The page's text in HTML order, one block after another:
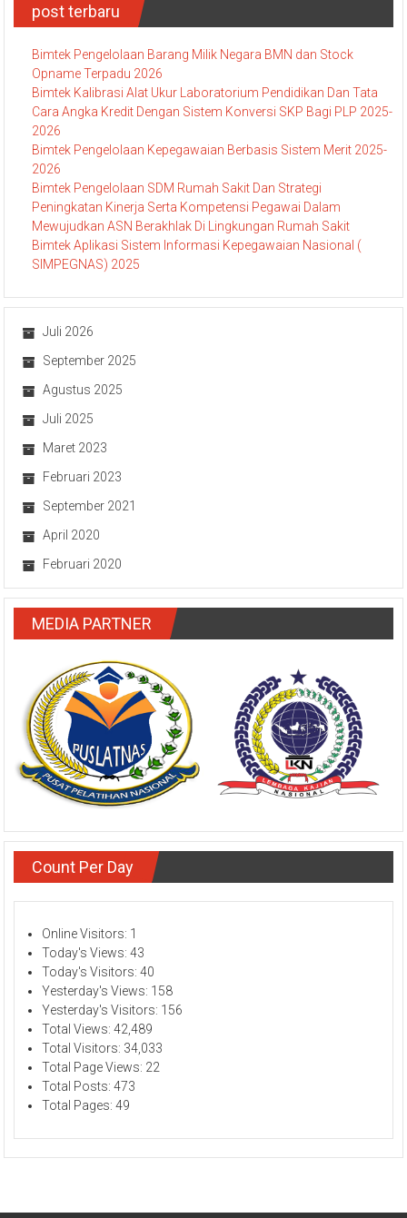
post terbaru
Bimtek Pengelolaan Barang Milik Negara BMN dan Stock
Opname Terpadu 2026
Bimtek Kalibrasi Alat Ukur Laboratorium Pendidikan Dan Tata
Cara Angka Kredit Dengan Sistem Konversi SKP Bagi PLP 2025-
2026
Bimtek Pengelolaan Kepegawaian Berbasis Sistem Merit 2025-
2026
Bimtek Pengelolaan SDM Rumah Sakit Dan Strategi
Peningkatan Kinerja Serta Kompetensi Pegawai Dalam
Mewujudkan ASN Berakhlak Di Lingkungan Rumah Sakit
Bimtek Aplikasi Sistem Informasi Kepegawaian Nasional (
SIMPEGNAS) 2025
Juli 2026
September 2025
Agustus 2025
Juli 2025
Maret 2023
Februari 2023
September 2021
April 2020
Februari 2020
MEDIA PARTNER
Count Per Day
Online Visitors: 1
Today's Views:43
Today's Visitors:40
Yesterday's Views: 158
Yesterday's Visitors: 156
Total Views:42,489
Total Visitors: 34,033
Total Page Views: 22
Total Posts:473
Total Pages:49